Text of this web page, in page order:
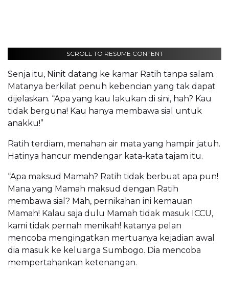
SCROLL TO RESUME CONTENT
Senja itu, Ninit datang ke kamar Ratih tanpa salam.
Matanya berkilat penuh kebencian yang tak dapat
dijelaskan. “Apa yang kau lakukan di sini, hah? Kau
tidak berguna! Kau hanya membawa sial untuk
anakku!”
Ratih terdiam, menahan air mata yang hampir jatuh.
Hatinya hancur mendengar kata-kata tajam itu.
“Apa maksud Mamah? Ratih tidak berbuat apa pun!
Mana yang Mamah maksud dengan Ratih
membawa sial? Mah, pernikahan ini kemauan
Mamah! Kalau saja dulu Mamah tidak masuk ICCU,
kami tidak pernah menikah! katanya pelan
mencoba mengingatkan mertuanya kejadian awal
dia masuk ke keluarga Sumbogo. Dia mencoba
mempertahankan ketenangan.